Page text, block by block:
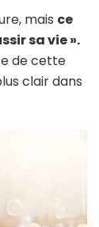
mais ce
sa vie ».
de cette
clair dans